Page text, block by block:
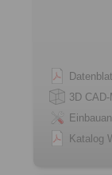
3D CAD-
Katalog